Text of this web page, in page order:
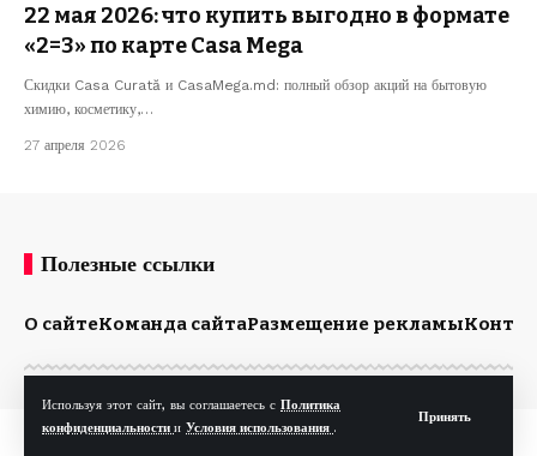
Используя этот сайт, вы соглашаетесь с Политика
конфиденциальности и Условия использования .
Принять
22 мая 2026: что купить выгодно в формате
«2=3» по карте Casa Mega
Скидки Casa Curată и CasaMega.md: полный обзор акций на бытовую
химию, косметику,…
27 апреля 2026
Полезные ссылки
О сайтеКоманда сайтаРазмещение рекламы
© Kp.md. Все права защищены.